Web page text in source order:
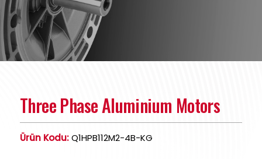
Three Phase Aluminium Motors
Ürün Kodu:Q1HPB112M2-4B-KG